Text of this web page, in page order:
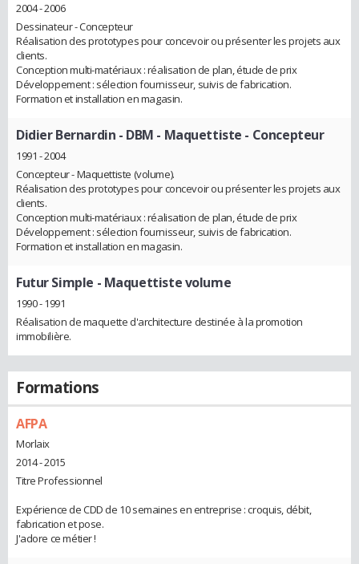
2004 - 2006
Dessinateur - Concepteur
Réalisation des prototypes pour concevoir ou présenter les projets aux
clients.
Conception multi-matériaux : réalisation de plan, étude de prix
Développement : sélection fournisseur, suivis de fabrication.
Formation et installation en magasin.
Didier Bernardin - DBM - Maquettiste - Concepteur
1991 - 2004
Concepteur - Maquettiste (volume).
Réalisation des prototypes pour concevoir ou présenter les projets aux
clients.
Conception multi-matériaux : réalisation de plan, étude de prix
Développement : sélection fournisseur, suivis de fabrication.
Formation et installation en magasin.
Futur Simple - Maquettiste volume
1990 - 1991
Réalisation de maquette d'architecture destinée à la promotion
immobilière.
Formations
AFPA
Morlaix
2014 - 2015
Titre Professionnel
Expérience de CDD de 10 semaines en entreprise : croquis, débit,
fabrication et pose.
J'adore ce métier !